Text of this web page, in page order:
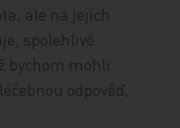
ale na jejich
spolehlivé
bychom mohli
odpověď,